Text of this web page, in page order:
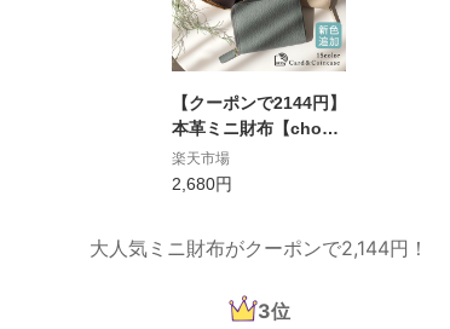
【クーポンで2144円】
本革ミニ財布【choutr
ente シュトレンテ公
式】小銭入れ付きカー
小銭入れ ミニ財布 磁
わいい シンプル ミニ
楽天市場
2,680円
大人気ミニ財布がクーポンで2,144円！
3位